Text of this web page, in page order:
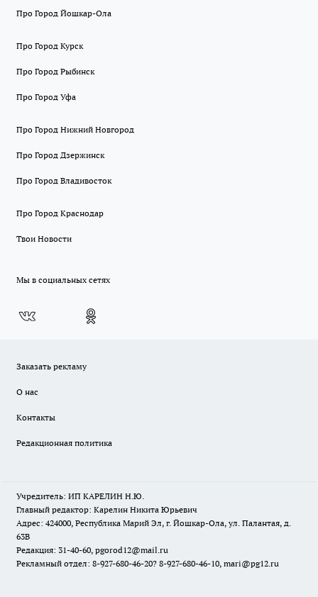
Про Город Йошкар-Ола
Про Город Курск
Про Город Рыбинск
Про Город Уфа
Про Город Нижний Новгород
Про Город Дзержинск
Про Город Владивосток
Про Город Краснодар
Твои Новости
Мы в социальных сетях
Заказать рекламу
О нас
Контакты
Редакционная политика
Учредитель: ИП КАРЕЛИН Н.Ю.
Главный редактор: Карелин Никита Юрьевич
Адрес: 424000, Республика Марий Эл, г. Йошкар-Ола, ул. Палантая, д.
63В
Редакция: 31-40-60, pgorod12@mail.ru
Рекламный отдел: 8-927-680-46-20? 8-927-680-46-10, mari@pg12.ru